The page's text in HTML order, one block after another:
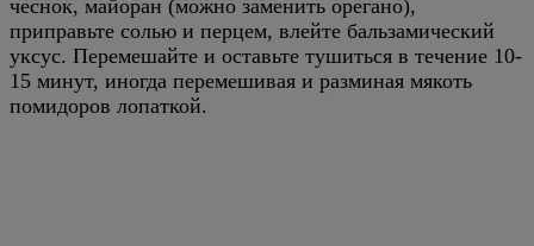
чеснок, майоран (можно заменить орегано),
приправьте солью и перцем, влейте бальзамический
уксус. Перемешайте и оставьте тушиться в течение 10-
15 минут, иногда перемешивая и разминая мякоть
помидоров лопаткой.